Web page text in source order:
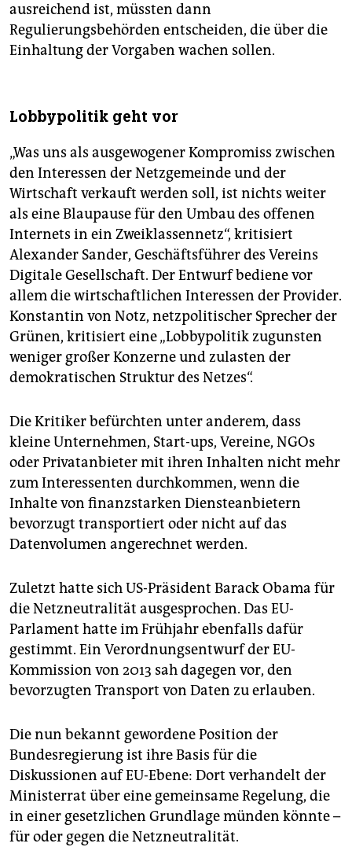
ausreichend ist, müssten dann
Regulierungsbehörden entscheiden, die über die
Einhaltung der Vorgaben wachen sollen.
Lobbypolitik geht vor
„Was uns als ausgewogener Kompromiss zwischen
den Interessen der Netzgemeinde und der
Wirtschaft verkauft werden soll, ist nichts weiter
als eine Blaupause für den Umbau des offenen
Internets in ein Zweiklassennetz“, kritisiert
Alexander Sander, Geschäftsführer des Vereins
Digitale Gesellschaft. Der Entwurf bediene vor
allem die wirtschaftlichen Interessen der Provider.
Konstantin von Notz, netzpolitischer Sprecher der
Grünen, kritisiert eine „Lobbypolitik zugunsten
weniger großer Konzerne und zulasten der
demokratischen Struktur des Netzes“.
Die Kritiker befürchten unter anderem, dass
kleine Unternehmen, Start-ups, Vereine, NGOs
oder Privatanbieter mit ihren Inhalten nicht mehr
zum Interessenten durchkommen, wenn die
Inhalte von finanzstarken Diensteanbietern
bevorzugt transportiert oder nicht auf das
Datenvolumen angerechnet werden.
Zuletzt hatte sich US-Präsident Barack Obama für
die Netzneutralität ausgesprochen. Das EU-
Parlament hatte im Frühjahr ebenfalls dafür
gestimmt. Ein Verordnungsentwurf der EU-
Kommission von 2013 sah dagegen vor, den
bevorzugten Transport von Daten zu erlauben.
Die nun bekannt gewordene Position der
Bundesregierung ist ihre Basis für die
Diskussionen auf EU-Ebene: Dort verhandelt der
Ministerrat über eine gemeinsame Regelung, die
in einer gesetzlichen Grundlage münden könnte –
für oder gegen die Netzneutralität.